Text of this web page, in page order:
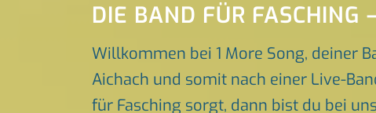
DIE BAND FÜR FASCHING
Willkommen bei 1 More Song, deiner
Aichach und somit nach einer Live-
für Fasching sorgt, dann bist du bei